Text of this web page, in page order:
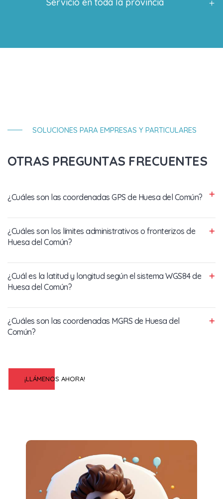
SOLUCIONES PARA EMPRESAS Y PARTICULARES
OTRAS PREGUNTAS FRECUENTES
¿Cuáles son las coordenadas GPS de Huesa del Común?
¿Cuáles son los límites administrativos o fronterizos de
Huesa del Común?
¿Cuál es la latitud y longitud según el sistema WGS84 de
Huesa del Común?
¿Cuáles son las coordenadas MGRS de Huesa del
Común?
¡LLÁMENOS AHORA!